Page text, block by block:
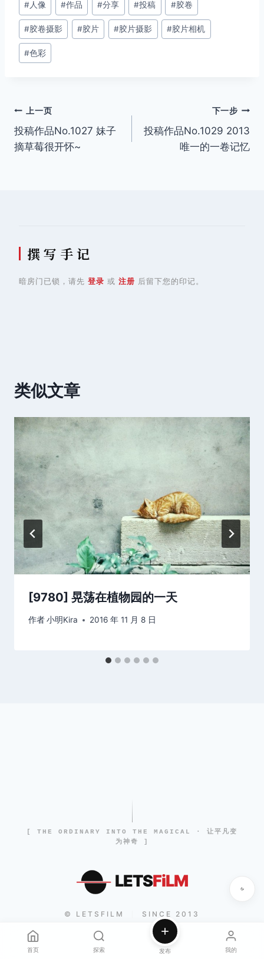
章
标
签：
#人像 #作品 #分享 #投稿 #胶卷
#胶卷摄影 #胶片 #胶片摄影 #胶片相机
#色彩
文
章
上一页
投稿作品No.1027 妹子
摘草莓很开怀~
下一步
投稿作品No.1029 2013
唯一的一卷记忆
撰 写 手 记
暗房门已锁，请先 登录 或 注册 后留下您的印记。
类似文章
[9780] 晃荡在植物园的一天
作者小明Kira 2016 年 11 月 8 日
[ THE ORDINARY INTO THE MAGICAL · 让平凡变
为神奇 ]
LETSFiLM
© LETSFILM SINCE 2013
首页 探索 发布 我的